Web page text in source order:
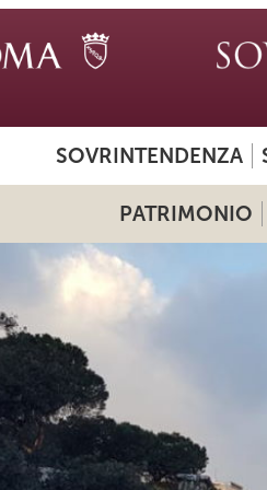
SOVRINTENDENZA
PATRIMONIO